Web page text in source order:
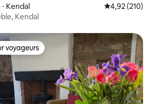
Kendal Évaluation
4,92 (210)
Kendal
les plus appréciés
voyageurs